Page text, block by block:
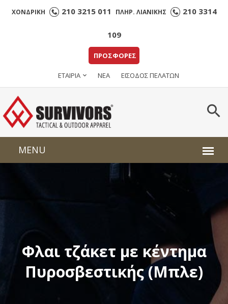
ΧΟΝΔΡΙΚΗ 210 3215 011 ΠΛΗΡ. ΛΙΑΝΙΚΗΣ 210 3314
109
ΠΡΟΣΦΟΡΕΣ
ΕΤΑΙΡΙΑ ΝΕΑ ΕΙΣΟΔΟΣ ΠΕΛΑΤΩΝ
Φλαι τζάκετ με κέντημα
Πυροσβεστικής (Μπλε)